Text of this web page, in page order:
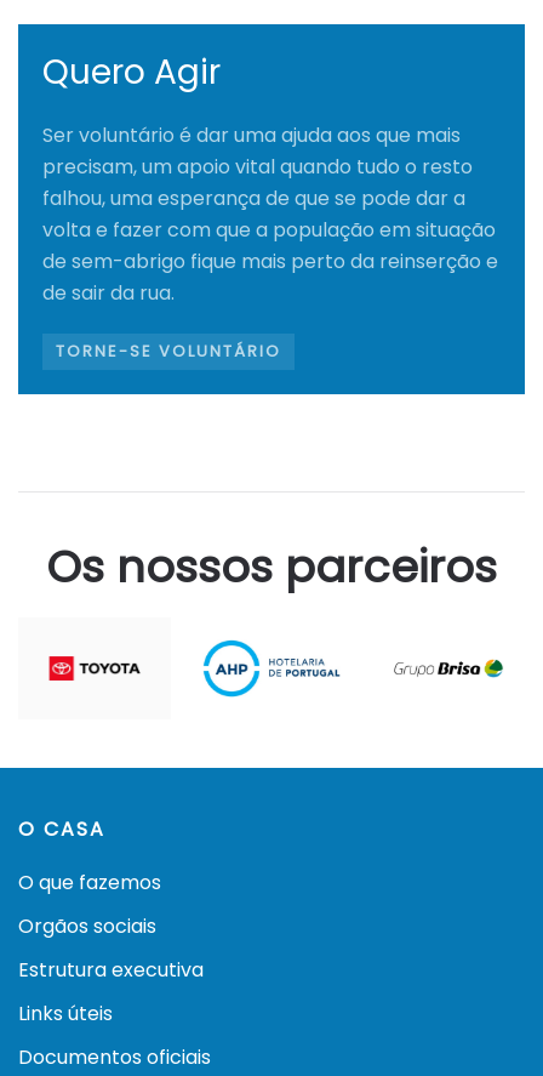
Quero Agir
Ser voluntário é dar uma ajuda aos que mais
precisam, um apoio vital quando tudo o resto
falhou, uma esperança de que se pode dar a
volta e fazer com que a população em situação
de sem-abrigo fique mais perto da reinserção e
de sair da rua.
TORNE-SE VOLUNTÁRIO
Os nossos parceiros
O CASA
O que fazemos
Orgãos sociais
Estrutura executiva
Links úteis
Documentos oficiais